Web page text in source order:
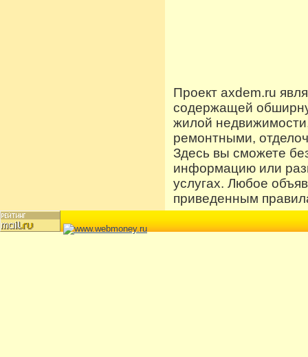
Проект axdem.ru
содержащей
жилой
ремонтными,
Здесь вы сможете
информацию или
услугах. Любое
приведенным